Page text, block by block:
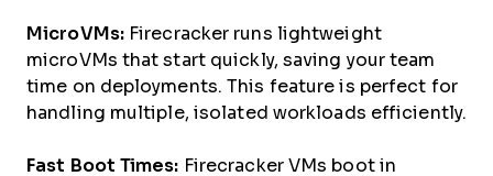
MicroVMs:Firecracker runs lightweight
microVMs that start quickly, saving your team
time on deployments. This feature is perfect for
handling multiple, isolated workloads efficiently.
Fast Boot Times: Firecracker VMs boot in